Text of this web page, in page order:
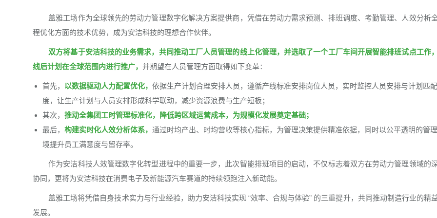
盖雅工场作为全球领先的劳动力管理数字化解决方案提供商，凭借在劳动力需求预测、排班调度、考勤管理、人效分析
程优化方面的技术优势，成为安洁科技的理想合作伙伴。
双方将基于安洁科技的业务需求，共同推动工厂人员管理的线上化管理，并选取了一个工厂车间开展智能排班试点工作
线后计划在全球范围内进行推广，并期望在人员管理方面取得如下变革：
首先， 以数据驱动人力配置优化，依据生产计划合理安排人员，遵循产线标准安排岗位人员，实时监控人员安排与计划匹配
度，让生产计划与人员安排形成科学联动，减少资源浪费与生产短板；
其次，推动全集团工时管理标准化，降低跨区域运营成本，为规模化发展奠定基础；
最后，构建实时化人效分析体系，通过时均产出、时均营收等核心指标，为管理决策提供精准依据，同时以公平透明的管
境提升员工满意度与留存率。
作为安洁科技人效管理数字化转型进程中的重要一步，此次智能排班项目的启动，不仅标志着双方在劳动力管理领域的
协同，更将为安洁科技在消费电子及新能源汽车赛道的持续领跑注入新动能。
盖雅工场将凭借自身技术实力与行业经验，助力安洁科技实现 “效率、合规与体验” 的三重提升，共同推动制造行业的精
发展。